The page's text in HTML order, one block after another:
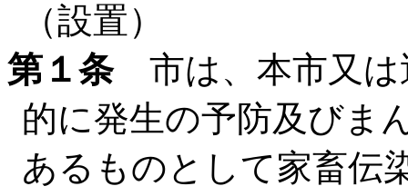
（設置）
第１条市は、本市又は
的に発生の予防及びま
あるものとして家畜伝